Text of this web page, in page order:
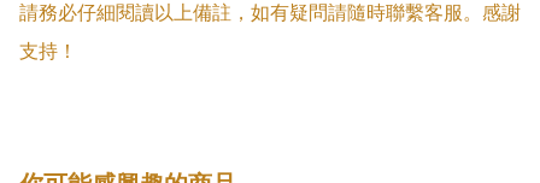
請務必仔細閱讀以上備註，如有疑問請隨時聯繫客服。感謝
支持！